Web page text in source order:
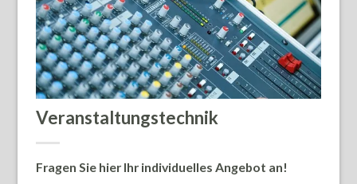
Veranstaltungstechnik
Fragen Sie hier Ihr individuelles Angebot an!